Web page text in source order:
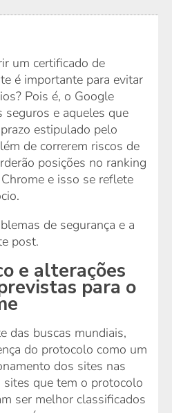
um certificado de
é importante para evitar
Pois é, o Google
e aqueles que
estipulado pelo
de correrem riscos de
posições no ranking
e isso se reflete
de segurança e a
post.
e alterações
para o
das buscas mundiais,
do protocolo como um
dos sites nas
sites que tem o protocolo
ser melhor classificados